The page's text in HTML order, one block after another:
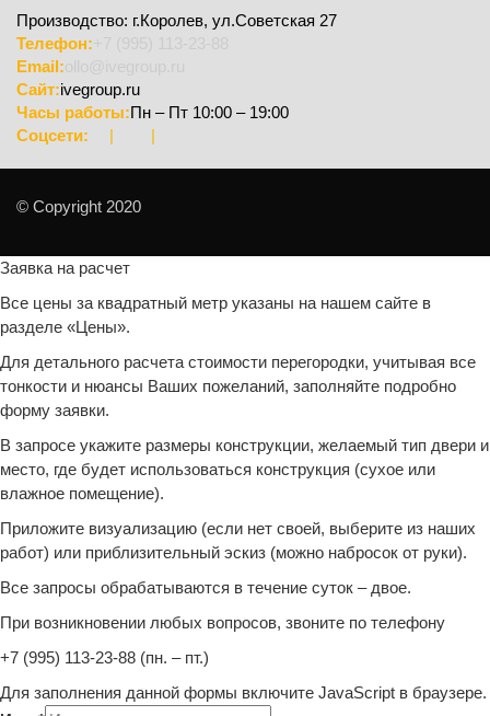
Производство: г.Королев, ул.Советская 27
Телефон:
Email:
Сайт:ivegroup.ru
Часы работы:Пн – Пт 10:00 – 19:00
Соцсети:
| |
© Copyright 2020
Заявка на расчет
Все цены за квадратный метр указаны на нашем сайте в
разделе «Цены».
Для детального расчета стоимости перегородки, учитывая все
тонкости и нюансы Ваших пожеланий, заполняйте подробно
форму заявки.
В запросе укажите размеры конструкции, желаемый тип двери и
место, где будет использоваться конструкция (сухое или
влажное помещение).
Приложите визуализацию (если нет своей, выберите из наших
работ) или приблизительный эскиз (можно набросок от руки).
Все запросы обрабатываются в течение суток – двое.
При возникновении любых вопросов, звоните по телефону
+7 (995) 113-23-88 (пн. – пт.)
Для заполнения данной формы включите JavaScript в браузере.